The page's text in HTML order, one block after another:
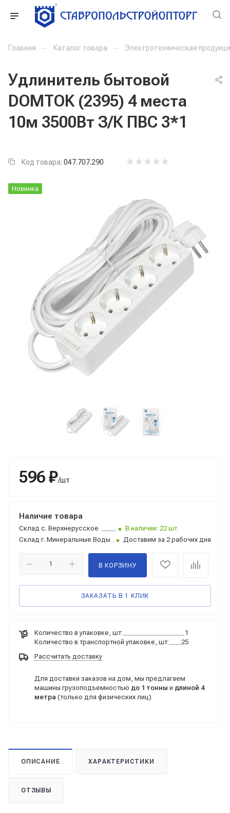
Главная — Каталог товара — Электротехническая
Удлинитель бытовой
DOMTOK (2395) 4 места
10м 3500Вт З/К ПВС 3*1
Код товара: 047.707.290
Новинка
596 ₽/шт
Наличие товара
Склад с. Верхнерусское
В наличии: 22 шт
Склад г. Минеральные Воды Доставим за 2 рабочих дня
В КОРЗИНУ
ЗАКАЗАТЬ В 1 КЛИК
Количество в упаковке, шт:
1
Количество в транспортной упаковке, шт:
25
Рассчитать доставку
Для доставки заказов на дом, мы предлагаем
машины грузоподъемностью до 1 тонны и длиной 4
метра (только для физических лиц)
ОПИСАНИЕ ХАРАКТЕРИСТИКИ
ОТЗЫВЫ